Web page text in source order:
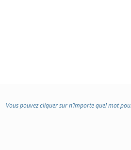
Vous pouvez cliquer sur n’importe quel mot